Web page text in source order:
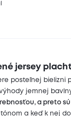
jersey
posteľnej bielizni
jemnej
a preto
a keď k nej